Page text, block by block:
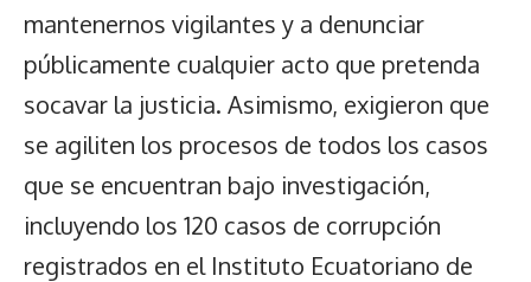
mantenernos vigilantes y a denunciar
públicamente cualquier acto que pretenda
socavar la justicia. Asimismo, exigieron que
se agiliten los procesos de todos los casos
que se encuentran bajo investigación,
incluyendo los 120 casos de corrupción
registrados en el Instituto Ecuatoriano de